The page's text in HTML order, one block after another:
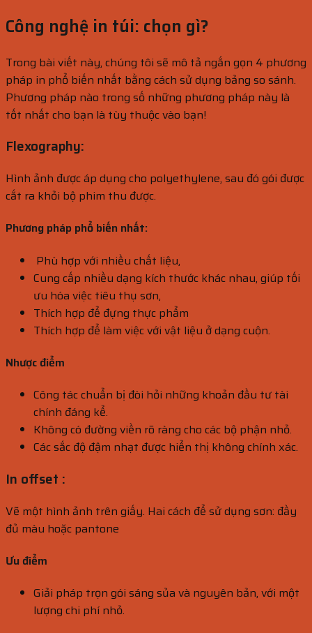
Công nghệ in túi: chọn gì?
Trong bài viết này, chúng tôi sẽ mô tả ngắn gọn 4 phương
pháp in phổ biến nhất bằng cách sử dụng bảng so sánh.
Phương pháp nào trong số những phương pháp này là
tốt nhất cho bạn là tùy thuộc vào bạn!
Flexography:
Hình ảnh được áp dụng cho polyethylene, sau đó gói được
cắt ra khỏi bộ phim thu được.
Phương pháp phổ biến nhất:
Phù hợp với nhiều chất liệu,
Cung cấp nhiều dạng kích thước khác nhau, giúp tối
ưu hóa việc tiêu thụ sơn,
Thích hợp để đựng thực phẩm
Thích hợp để làm việc với vật liệu ở dạng cuộn.
Nhược điểm
Công tác chuẩn bị đòi hỏi những khoản đầu tư tài
chính đáng kể.
Không có đường viền rõ ràng cho các bộ phận nhỏ.
Các sắc độ đậm nhạt được hiển thị không chính xác.
In offset :
Vẽ một hình ảnh trên giấy. Hai cách để sử dụng sơn: đầy
đủ màu hoặc pantone
Ưu điểm
Giải pháp trọn gói sáng sủa và nguyên bản, với một
lượng chi phí nhỏ.